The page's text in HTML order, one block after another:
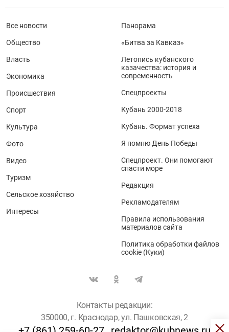
Все новости
Общество
Власть
Экономика
Происшествия
Спорт
Культура
Фото
Видео
Туризм
Сельское хозяйство
Интересы
Панорама
«Битва за Кавказ»
Летопись кубанского
казачества: история и
современность
Спецпроекты
Кубань 2000-2018
Кубань. Формат успеха
Я помню День Победы
Спецпроект. Они помогают
спасти море
Редакция
Рекламодателям
Правила использования
материалов сайта
Политика обработки файлов
cookie (Куки)
Контакты редакции:
350000, г. Краснодар, ул. Пашковская, 2